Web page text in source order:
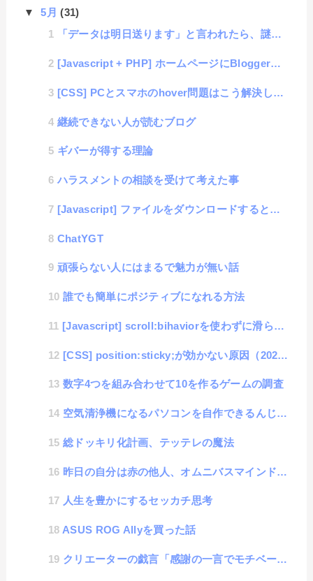
▼5月(31)
「データは明日送ります」と言われたら、謎解きゲームの開始です
[Javascript + PHP] ホームページにBloggerのデータを連携する方法
[CSS] PCとスマホのhover問題はこう解決しろ！という話
継続できない人が読むブログ
ギバーが得する理論
ハラスメントの相談を受けて考えた事
[Javascript] ファイルをダウンロードすると、ページがリロードしてしまうトラブル
ChatYGT
頑張らない人にはまるで魅力が無い話
誰でも簡単にポジティブになれる方法
[Javascript] scroll:bihaviorを使わずに滑らかにページ内リンクする方法
[CSS] position:sticky;が効かない原因（2024年編）
数字4つを組み合わせて10を作るゲームの調査
空気清浄機になるパソコンを自作できるんじゃないかと考えた話
総ドッキリ化計画、テッテレの魔法
昨日の自分は赤の他人、オムニバスマインドで快適思考
人生を豊かにするセッカチ思考
ASUS ROG Allyを買った話
クリエーターの戯言「感謝の一言でモチベーションアップ」